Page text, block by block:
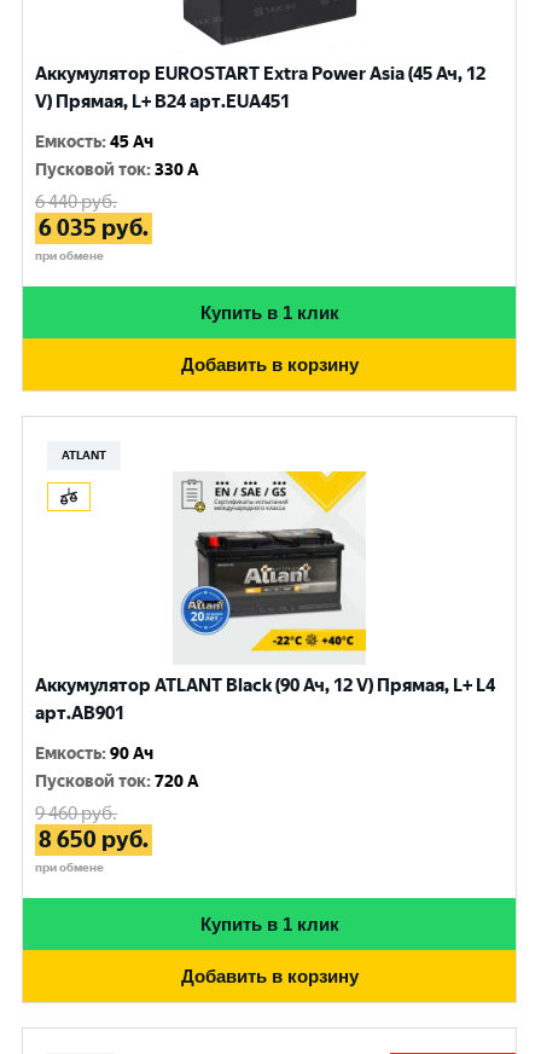
Аккумулятор EUROSTART Extra Power Asia (45 Ач, 12
V) Прямая, L+ B24 арт.EUA451
Емкость:45 Ач
Пусковой ток:330 A
6 440руб.
6 035 руб.
при обмене
Купить в 1 клик
Добавить в корзину
ATLANT
Аккумулятор ATLANT Black (90 Ач, 12 V) Прямая, L+ L4
арт.AB901
Емкость:90 Ач
Пусковой ток:720 A
9 460руб.
8 650 руб.
при обмене
Купить в 1 клик
Добавить в корзину